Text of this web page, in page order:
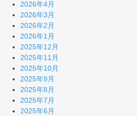
2026年4月
2026年3月
2026年2月
2026年1月
2025年12月
2025年11月
2025年10月
2025年9月
2025年8月
2025年7月
2025年6月